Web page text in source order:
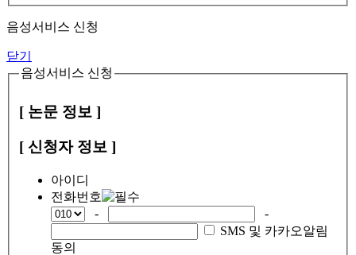
음성서비스 신청
닫기
음성서비스 신청
[ 논문 정보 ]
[ 신청자 정보 ]
아이디
전화번호
-
-
SMS 및 카카오알림
동의